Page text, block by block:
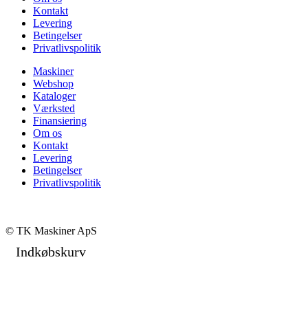
Kontakt
Levering
Betingelser
Privatlivspolitik
Maskiner
Webshop
Kataloger
Værksted
Finansiering
Om os
Kontakt
Levering
Betingelser
Privatlivspolitik
© TK Maskiner ApS
Indkøbskurv